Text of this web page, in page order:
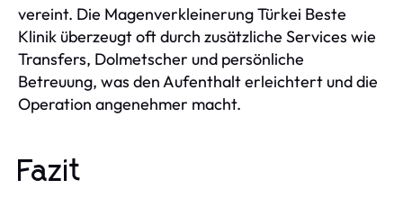
vereint. Die Magenverkleinerung Türkei Beste
Klinik überzeugt oft durch zusätzliche Services wie
Transfers, Dolmetscher und persönliche
Betreuung, was den Aufenthalt erleichtert und die
Operation angenehmer macht.
Fazit